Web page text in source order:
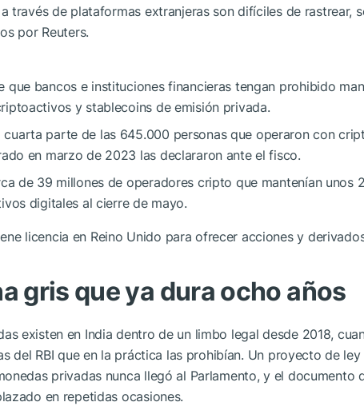
través de plataformas extranjeras son difíciles de rastrear,
por Reuters.
que bancos e instituciones financieras tengan prohibido
y stablecoins de emisión privada.
cuarta parte de las 645.000 personas que operaron con
en marzo de 2023 las declararon ante el fisco.
de 39 millones de operadores cripto que mantenían unos
digitales al cierre de mayo.
licencia en Reino Unido para ofrecer acciones y
gris que ya dura ocho años
existen en India dentro de un limbo legal desde 2018,
del RBI que en la práctica las prohibían. Un proyecto de ley
privadas nunca llegó al Parlamento, y el documento
en repetidas ocasiones.